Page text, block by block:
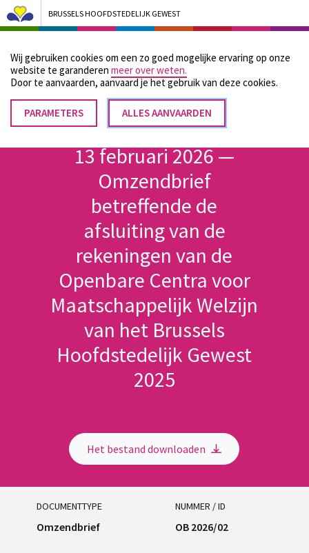
Wij gebruiken cookies om een zo goed mogelijke ervaring op onze
website te garanderen meer over weten.
Door te aanvaarden, aanvaard je het gebruik van deze cookies.
PARAMETERS ALLES AANVAARDEN
TOESTEMMING
INTREKKEN
BRUSSELS HOOFDSTEDELIJK GEWEST
Bruxelles Pouvoirs Locaux - Aller à la page d'accueil
Menu
Kruimelpad Home
13 februari 2026 —
Omzendbrief
betreffende de
afsluiting van de
rekeningen van de
Openbare Centra voor
Maatschappelijk Welzijn
van het Brussels
Hoofdstedelijk Gewest
2025
Het bestand downloaden
DOCUMENTTYPE
Omzendbrief
NUMMER / ID
OB 2026/02